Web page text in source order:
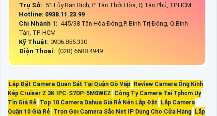
Trụ Sở: 51 Lũy Bán Bích, P. Tân Thới Hòa, Q.Tân Phú, TP.HCM
Hotline: 0938.11.23.99
Chi Nhánh 1: 445/38 Tân Hòa Đông,P. Bình Trị Đông, Q.Bình
Tân, TP. HCM
Kỹ Thuật: 0906.855.330
Điện Thoại: (028) 6688.4949
Lắp Đặt Camera Quan Sát Tại Quận Gò Vấp
Review Camera Ống Kính
Kép Cruiser Z 3K IPC-S7DP-5M0WEZ
Công Ty Camera Tại Tphcm Uy
Tín Giá Rẻ Top 10 Camera Dahua Giá Rẻ Nên Lắp Đặt
Lắp Camera
Quận 10 Giá Rẻ Trọn Gói Camera Sắc Nét IP Dùng Cho Cửa Hàng
Lắp